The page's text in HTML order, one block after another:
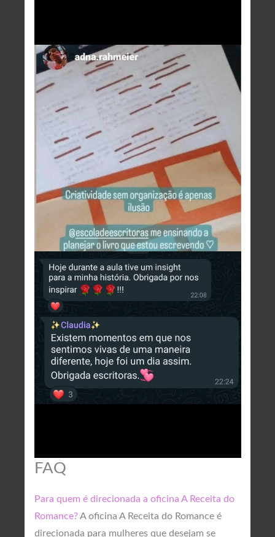
FAQ
Para quem é direcionada a oficina A Receita do
Romance? A oficina A Receita do Romance é
direcionada para mulheres que desejam se